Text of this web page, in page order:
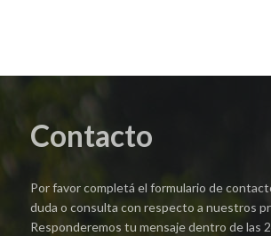
Contacto
Por favor completá el formulario de
duda o consulta con respecto a nuestros
Responderemos tu mensaje dentro de las